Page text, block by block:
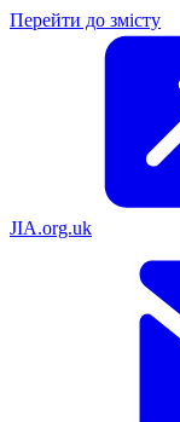
Перейти до змісту
JIA.org.uk